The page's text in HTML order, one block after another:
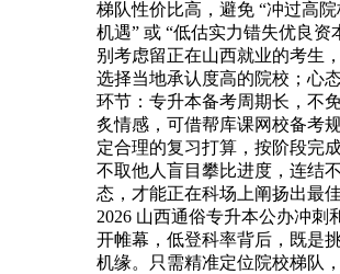
梯队性价比高，避免 “冲过高
机遇” 或 “低估实力错失优良资
别考虑留正在山西就业的考生
选择当地承认度高的院校；心
环节：专升本备考周期长，不
炙情感，可借帮库课网校备考
定合理的复习打算，按阶段完成
不取他人盲目攀比进度，连结
态，才能正在科场上阐扬出最佳
2026 山西通俗专升本公办冲刺
开帷幕，低登科率背后，既是
机缘。只需精准定位院校梯队